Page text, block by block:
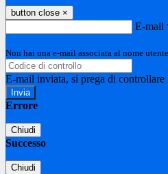
button close ×
E-mail
Non hai una e-mail associata al nome
E-mail inviata, si prega di controllare
Errore
Chiudi
Successo
Chiudi